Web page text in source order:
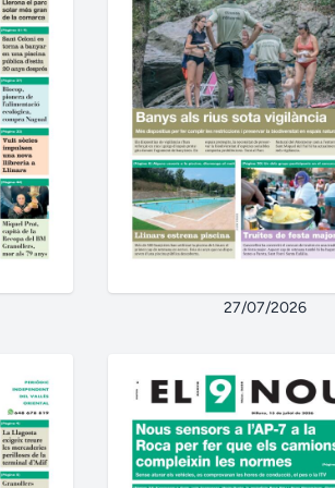
27/07/2026